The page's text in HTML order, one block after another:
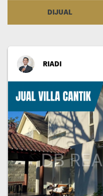
DIJUAL
RIADI